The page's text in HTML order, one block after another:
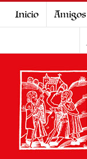
Inicio Amigos